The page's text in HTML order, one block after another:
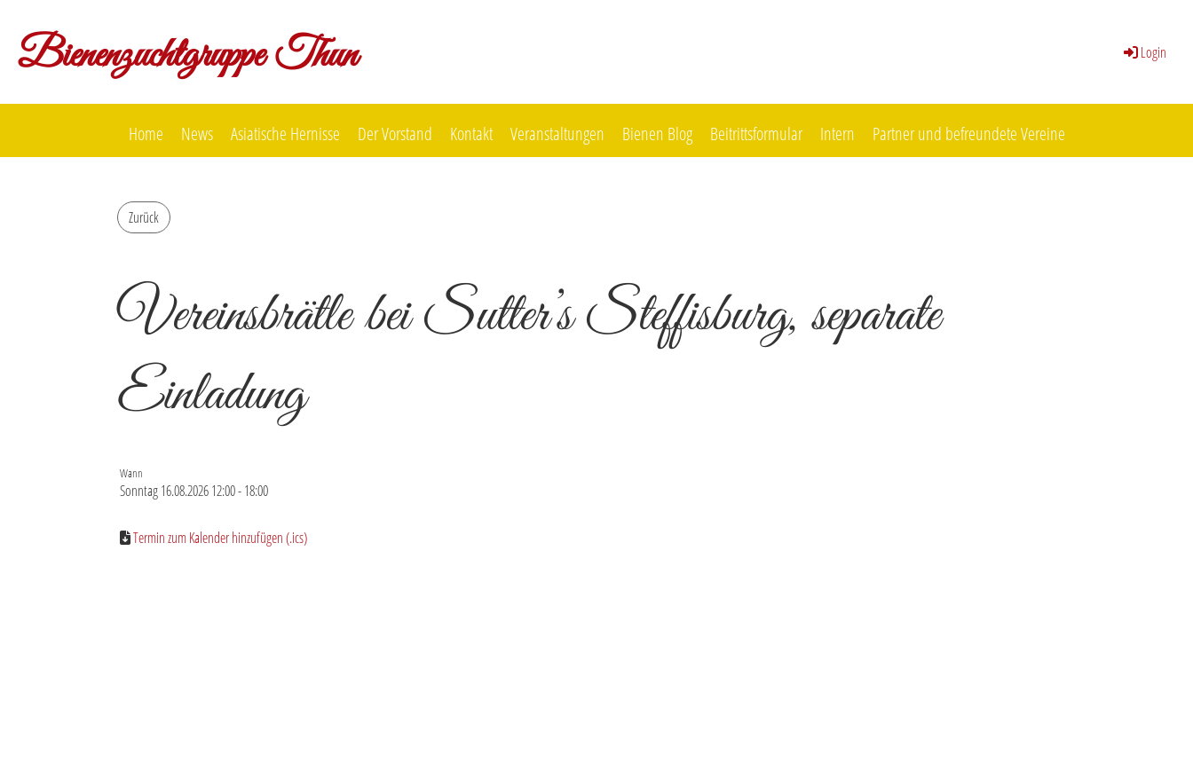
Bienenzuchtgruppe Thun Login
Home News Asiatische Hernisse Der Vorstand Kontakt Veranstaltungen Bienen Blog Beitrittsformular Intern Partner und befreundete Vereine
Zurück
Vereinsbrätle bei Sutter’s Steffisburg, separate
Einladung
Wann
Sonntag 16.08.2026 12:00 - 18:00
Termin zum Kalender hinzufügen (.ics)